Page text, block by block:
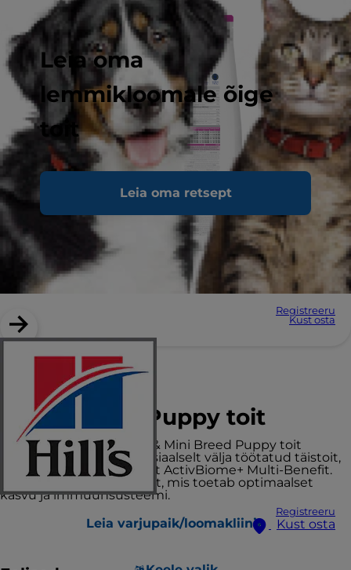
Leia oma
lemmikloomale õige
toit
Leia oma retsept
Registreeru
Kust osta
Registreeru
Kust osta
Hill’s Science Plan
Small & Mini Puppy toit
Hill’s Science Plan Small & Mini Breed Puppy toit
talleliha ja riisiga on spetsiaalselt välja töötatud täistoit,
mis sisaldab tehnoloogiat ActivBiome+ Multi-Benefit.
100% tasakaalustatud toit, mis toetab optimaalset
kasvu ja immuunsüsteemi.
Leia varjupaik/loomakliinik